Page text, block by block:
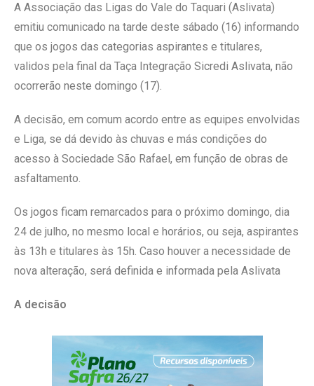
A Associação das Ligas do Vale do Taquari (Aslivata)
emitiu comunicado na tarde deste sábado (16) informando
que os jogos das categorias aspirantes e titulares,
validos pela final da Taça Integração Sicredi Aslivata, não
ocorrerão neste domingo (17).
A decisão, em comum acordo entre as equipes envolvidas
e Liga, se dá devido às chuvas e más condições do
acesso à Sociedade São Rafael, em função de obras de
asfaltamento.
Os jogos ficam remarcados para o próximo domingo, dia
24 de julho, no mesmo local e horários, ou seja, aspirantes
às 13h e titulares às 15h. Caso houver a necessidade de
nova alteração, será definida e informada pela Aslivata
A decisão